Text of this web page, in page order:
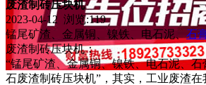
废渣制砖压块机
2023-04-12 浏览:119
锰尾矿渣、金属铜、镍铁、电石泥、 石
废渣制砖压块机：
“锰尾矿渣、金属铜、镍铁、电石泥、
石废渣制砖压块机”，其实，工业废渣